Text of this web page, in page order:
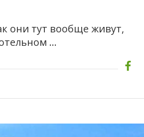
они тут вообще живут,
…